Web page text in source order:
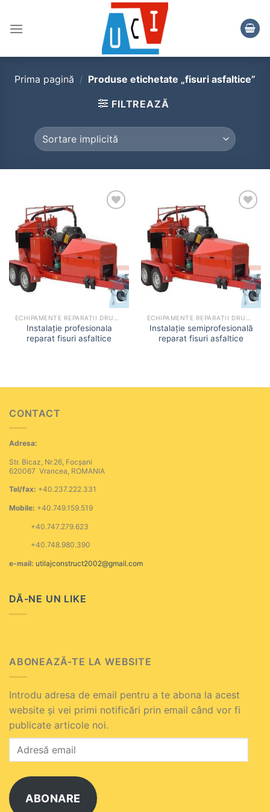
content
Prima pagină / Produse etichetate „fisuri asfaltice”
FILTREAZĂ
Add to
wishlist
Instalație profesionala
reparat fisuri asfaltice
Add to
wishlist
Instalație semiprofesională
reparat fisuri asfaltice
CONTACT
Adresa:
Str. Bicaz, Nr.26, Focșani
620067 Vrancea, ROMANIA
Tel/fax: +40.237.222.331
Mobile: +40.749.159.519
+40.747.279.623
+40.748.980.390
e-mail: utilajconstruct2002@gmail.com
DĂ-NE UN LIKE
ABONEAZĂ-TE LA WEBSITE
Introdu adresa de email pentru a te abona la acest
website și vei primi notificări prin email când vor fi
publicate articole noi.
Adresă
ABONARE